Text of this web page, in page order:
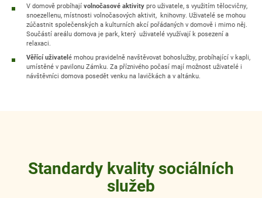
V domově probíhají volnočasové aktivity pro uživatele, s využitím tělocvičny,
snoezellenu, místnosti volnočasových aktivit, knihovny. Uživatelé se mohou
zúčastnit společenských a kulturních akcí pořádaných v domově i mimo něj.
Součástí areálu domova je park, který uživatelé využívají k posezení a
relaxaci.
Věřící uživatelé mohou pravidelně navštěvovat bohoslužby, probíhající v kapli,
umístěné v pavilonu Zámku. Za příznivého počasí mají možnost uživatelé i
návštěvníci domova posedět venku na lavičkách a v altánku.
Standardy kvality sociálních
služeb